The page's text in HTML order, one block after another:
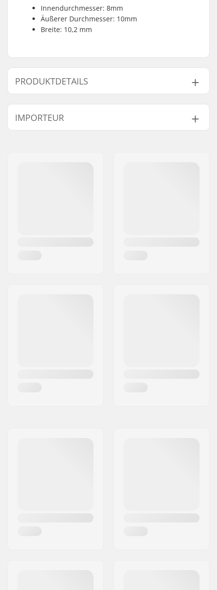
Innendurchmesser: 8mm
Äußerer Durchmesser: 10mm
Breite: 10,2 mm
PRODUKTDETAILS
Kugellagertyp:
Spacer
Spacer:
Anzahl pro Packung:
1
IMPORTEUR